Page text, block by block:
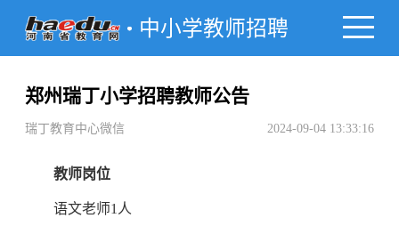
中小学教师招聘
郑州瑞丁小学招聘教师公告
瑞丁教育中心微信 2024-09-04 13:33:16
教师岗位
语文老师1人